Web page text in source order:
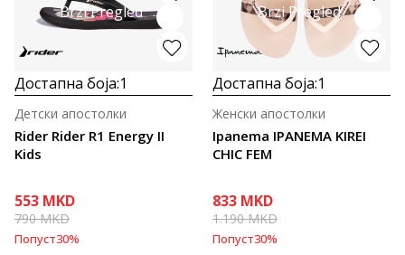
Brzi Pregled
Достапна боја:1
Rider Rider R1 Energy II
Kids
Детски апостолки
553 MKD
790MKD
Попуст30%
Brzi Pregled
Достапна боја:1
Ipanema IPANEMA KIREI
CHIC FEM
Женски апостолки
833 MKD
1.190MKD
Попуст30%